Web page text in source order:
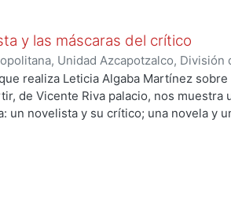
y las máscaras del crítico
Unidad Azcapotzalco, División
de Humanidades, Área de
realiza Leticia Algaba Martínez sobre
de Vicente Riva palacio, nos muestra
un novelista y su crítico; una novela y